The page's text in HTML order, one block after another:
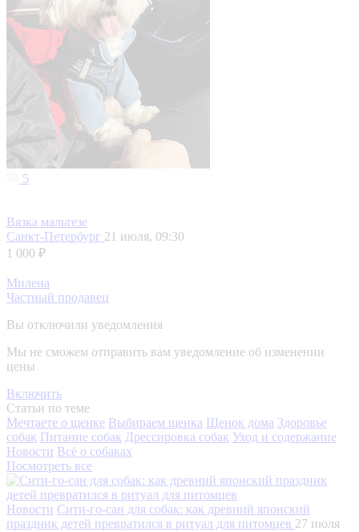
5
Вязка мальтезе
Санкт-Петербург 21 июля, 09:30
1 000 ₽
Милена
Частный продавец
Вы отключили уведомления
Мы не сможем отправить вам уведомление об изменении
цены
Включить
Статьи по теме
Мечтаете о щенке Выбираем щенка Щенок дома Здоровье
собак Питание собак Дрессировка собак Уход и содержание
Новости Всё о собаках
Посмотреть все
Новости Сити-го-сан для собак: как древний японский
праздник детей превратился в ритуал для питомцев 27 июля